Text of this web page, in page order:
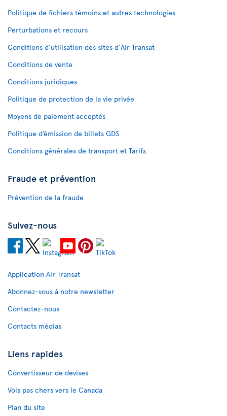
Politique de fichiers témoins et autres technologies
Perturbations et recours
Conditions d’utilisation des sites d'Air Transat
Conditions de vente
Conditions juridiques
Politique de protection de la vie privée
Moyens de paiement acceptés
Politique d’émission de billets GDS
Conditions générales de transport et Tarifs
Fraude et prévention
Prévention de la fraude
Suivez-nous
Application Air Transat
Abonnez-vous à notre newsletter
Contactez-nous
Contacts médias
Liens rapides
Convertisseur de devises
Vols pas chers vers le Canada
Plan du site